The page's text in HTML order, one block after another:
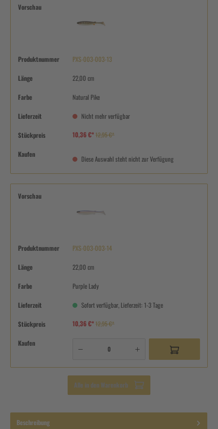
Vorschau
Produktnummer PXS-003-003-13
Länge 22,00 cm
Farbe Natural Pike
Lieferzeit Nicht mehr verfügbar
Stückpreis 10,36 €*12,95 €*
Kaufen
Diese Auswahl steht nicht zur Verfügung
Vorschau
Produktnummer PXS-003-003-14
Länge 22,00 cm
Farbe Purple Lady
Lieferzeit Sofort verfügbar, Lieferzeit: 1-3 Tage
Stückpreis 10,36 €*12,95 €*
Kaufen
Alle in den Warenkorb
Beschreibung